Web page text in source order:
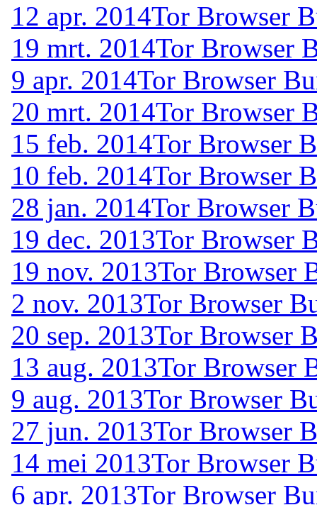
12 apr. 2014Tor Browser
19 mrt. 2014Tor Browser
9 apr. 2014Tor Browser
20 mrt. 2014Tor Browser
15 feb. 2014Tor Browser
10 feb. 2014Tor Browser
28 jan. 2014Tor Browser
19 dec. 2013Tor Browser
19 nov. 2013Tor Browser
2 nov. 2013Tor Browser
20 sep. 2013Tor Browser
13 aug. 2013Tor Browser
9 aug. 2013Tor Browser
27 jun. 2013Tor Browser
14 mei 2013Tor Browser
6 apr. 2013Tor Browser